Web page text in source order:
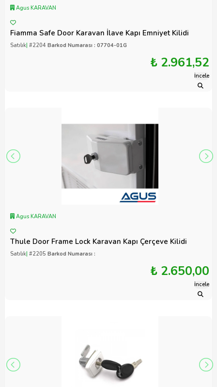
Agus KARAVAN
Fiamma Safe Door Karavan İlave Kapı Emniyet Kilidi
Satılık| #2204 Barkod Numarası : 07704-01G
₺ 2.961,52
İncele
Agus KARAVAN
Thule Door Frame Lock Karavan Kapı Çerçeve Kilidi
Satılık| #2205 Barkod Numarası :
₺ 2.650,00
İncele